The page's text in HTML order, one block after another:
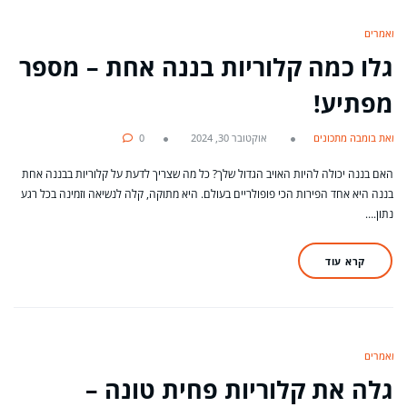
מאמרים
גלו כמה קלוריות בננה אחת – מספר
מפתיע!
מאת בומבה מתכונים אוקטובר 30, 2024 0
האם בננה יכולה להיות האויב הגדול שלך? כל מה שצריך לדעת על קלוריות בבננה אחת
בננה היא אחד הפירות הכי פופולריים בעולם. היא מתוקה, קלה לנשיאה וזמינה בכל רגע
נתון.…
קרא עוד
מאמרים
גלה את קלוריות פחית טונה –